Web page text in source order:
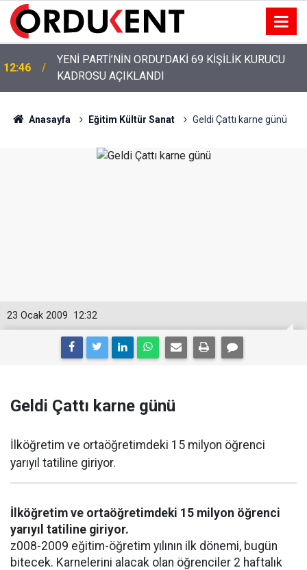
12:46
YENİ PARTİ’NİN ORDU’DAKİ 69 KİŞİLİK KURUCU
KADROSU AÇIKLANDI
Anasayfa Eğitim Kültür Sanat Geldi Çattı karne günü
12:32
23 Ocak 2009
Geldi Çattı karne günü
İlköğretim ve ortaöğretimdeki 15 milyon öğrenci
yarıyıl tatiline giriyor.
İlköğretim ve ortaöğretimdeki 15 milyon öğrenci
yarıyıl tatiline giriyor.
z008-2009 eğitim-öğretim yılının ilk dönemi, bugün
bitecek. Karnelerini alacak olan öğrenciler 2 haftalık